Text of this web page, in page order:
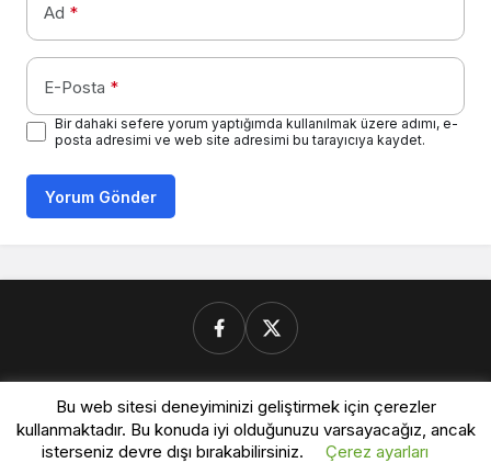
Ad *
E-Posta *
Bir dahaki sefere yorum yaptığımda kullanılmak üzere adımı, e-
posta adresimi ve web site adresimi bu tarayıcıya kaydet.
Yorum Gönder
Donanimforum.com
Bu web sitesi deneyiminizi geliştirmek için çerezler
kullanmaktadır. Bu konuda iyi olduğunuzu varsayacağız, ancak
isterseniz devre dışı bırakabilirsiniz.
Çerez ayarları